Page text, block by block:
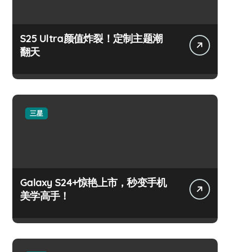
S25 Ultra颜值炸裂！定制主题潮
翻天
三星
Galaxy S24+惊艳上市，秒变手机
美学高手！